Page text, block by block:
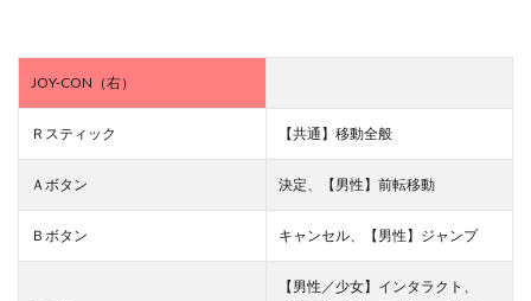
JOY-CON（右）
Ｒスティック 【共通】移動全般
Ａボタン 決定、【男性】前転移動
Ｂボタン キャンセル、【男性】ジャンプ
【男性／少女】インタラクト、